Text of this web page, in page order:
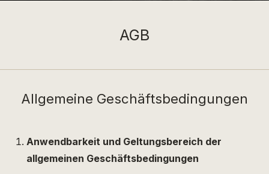
AGB
Allgemeine Geschäftsbedingungen
Anwendbarkeit und Geltungsbereich der
allgemeinen Geschäftsbedingungen